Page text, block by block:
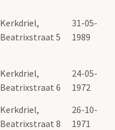
Kerkdriel,
Beatrixstraat 5
31-05-
1989
Kerkdriel,
Beatrixstraat 6
24-05-
1972
Kerkdriel,
Beatrixstraat 8
26-10-
1971